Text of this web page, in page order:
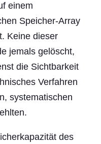
einem
Speicher-Array
Keine dieser
jemals gelöscht,
die Sichtbarkeit
Verfahren
systematischen
des